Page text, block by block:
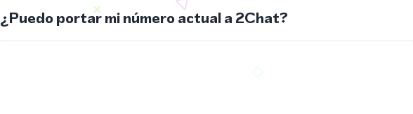
¿Puedo portar mi número actual a 2Chat?